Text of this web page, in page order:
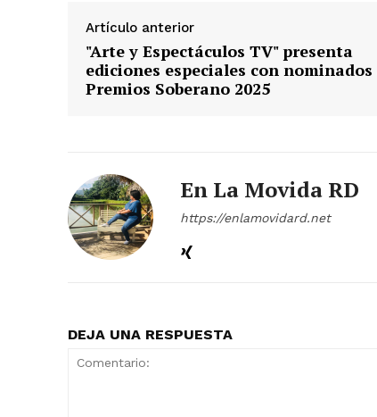
Artículo anterior
"Arte y Espectáculos TV" presenta
ediciones especiales con nominados
Premios Soberano 2025
En La Movida RD
https://enlamovidard.net
DEJA UNA RESPUESTA